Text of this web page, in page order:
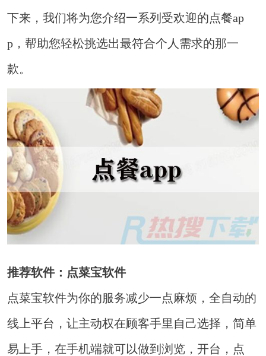
下来，我们将为您介绍一系列受欢迎的点餐ap
p，帮助您轻松挑选出最符合个人需求的那一
款。
推荐软件：点菜宝软件
点菜宝软件为你的服务减少一点麻烦，全自动的
线上平台，让主动权在顾客手里自己选择，简单
易上手，在手机端就可以做到浏览，开台，点